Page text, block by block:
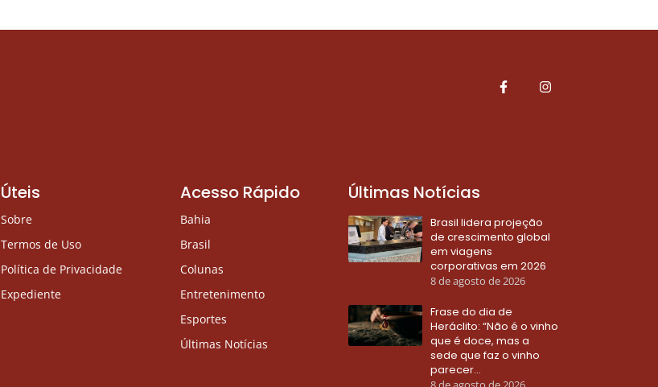
Úteis
Sobre
Termos de Uso
Política de Privacidade
Expediente
Acesso Rápido
Bahia
Brasil
Colunas
Entretenimento
Esportes
Últimas Notícias
Últimas Notícias
Brasil lidera projeção
de crescimento global
em viagens
corporativas em 2026
8 de agosto de 2026
Frase do dia de
Heráclito: “Não é o vinho
que é doce, mas a
sede que faz o vinho
parecer…